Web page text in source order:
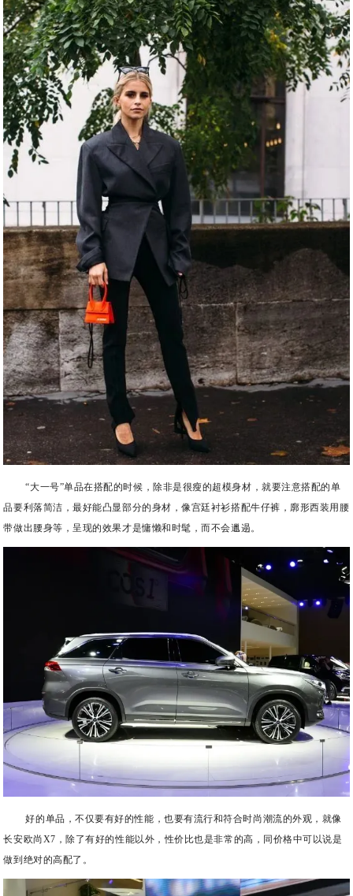
“大一号”单品在搭配的时候，除非是很瘦的超模身材，就要注意搭配的单
品要利落简洁，最好能凸显部分的身材，像宫廷衬衫搭配牛仔裤，廓形西装用腰
带做出腰身等，呈现的效果才是慵懒和时髦，而不会邋遢。
好的单品，不仅要有好的性能，也要有流行和符合时尚潮流的外观，就像
长安欧尚X7，除了有好的性能以外，性价比也是非常的高，同价格中可以说是
做到绝对的高配了。